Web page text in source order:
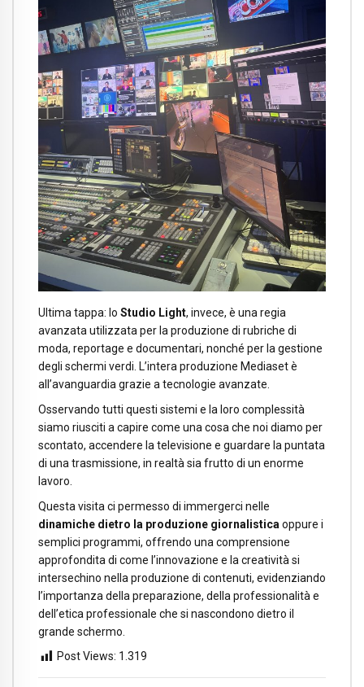
Ultima tappa: lo Studio Light, invece, è una regia
avanzata utilizzata per la produzione di rubriche di
moda, reportage e documentari, nonché per la gestione
degli schermi verdi. L’intera produzione Mediaset è
all’avanguardia grazie a tecnologie avanzate.
Osservando tutti questi sistemi e la loro complessità
siamo riusciti a capire come una cosa che noi diamo per
scontato, accendere la televisione e guardare la puntata
di una trasmissione, in realtà sia frutto di un enorme
lavoro.
Questa visita ci permesso di immergerci nelle
dinamiche dietro la produzione giornalistica oppure i
semplici programmi, offrendo una comprensione
approfondita di come l’innovazione e la creatività si
intersechino nella produzione di contenuti, evidenziando
l’importanza della preparazione, della professionalità e
dell’etica professionale che si nascondono dietro il
grande schermo.​​​​​​​​​​​​​​​​
Post Views: 1.319